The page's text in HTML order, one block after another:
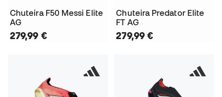
Chuteira F50 Messi Elite
AG
279,99 €
Chuteira Predator Elite
FT AG
279,99 €